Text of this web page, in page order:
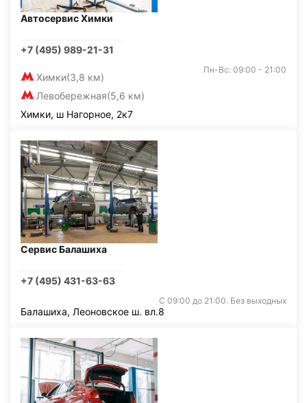
Автосервис Химки
+7 (495) 989-21-31
Химки(3,8 км)
Левобережная(5,6 км)
Пн-Вс: 09:00 - 21:00
Химки, ш Нагорное, 2к7
Сервис Балашиха
+7 (495) 431-63-63
С 09:00 до 21:00. Без выходных
Балашиха, Леоновское ш. вл.8